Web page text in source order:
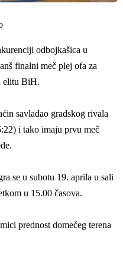
odbojkašica u
finalni meč plej ofa za
elitu BiH.
savladao gradskog rivala
i tako imaju prvu meč
se u subotu 19. aprila u sali
u 15.00 časova.
prednost domećeg terena